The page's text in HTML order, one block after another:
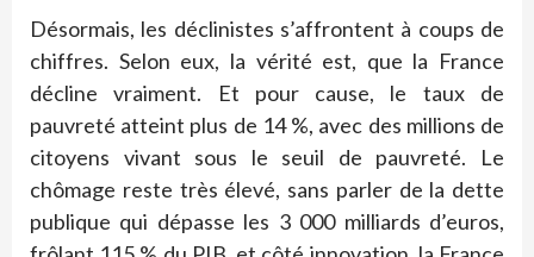
Désormais, les déclinistes s’affrontent à coups de
chiffres. Selon eux, la vérité est, que la France
décline vraiment. Et pour cause, le taux de
pauvreté atteint plus de 14 %, avec des millions de
citoyens vivant sous le seuil de pauvreté. Le
chômage reste très élevé, sans parler de la dette
publique qui dépasse les 3 000 milliards d’euros,